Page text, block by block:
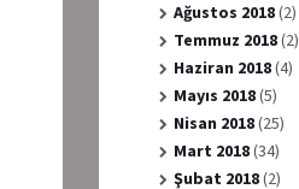
Ağustos 2018(2)
Temmuz 2018(2)
Haziran 2018(4)
Mayıs 2018(5)
Nisan 2018(25)
Mart 2018(34)
Şubat 2018(2)